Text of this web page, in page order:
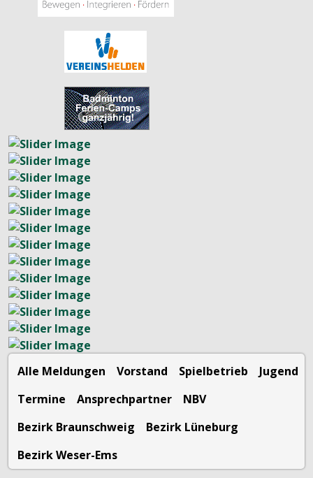
Alle Meldungen Vorstand Spielbetrieb
Jugend
Termine
Ansprechpartner
NBV
Bezirk Braunschweig
Bezirk Lüneburg
Bezirk Weser-Ems